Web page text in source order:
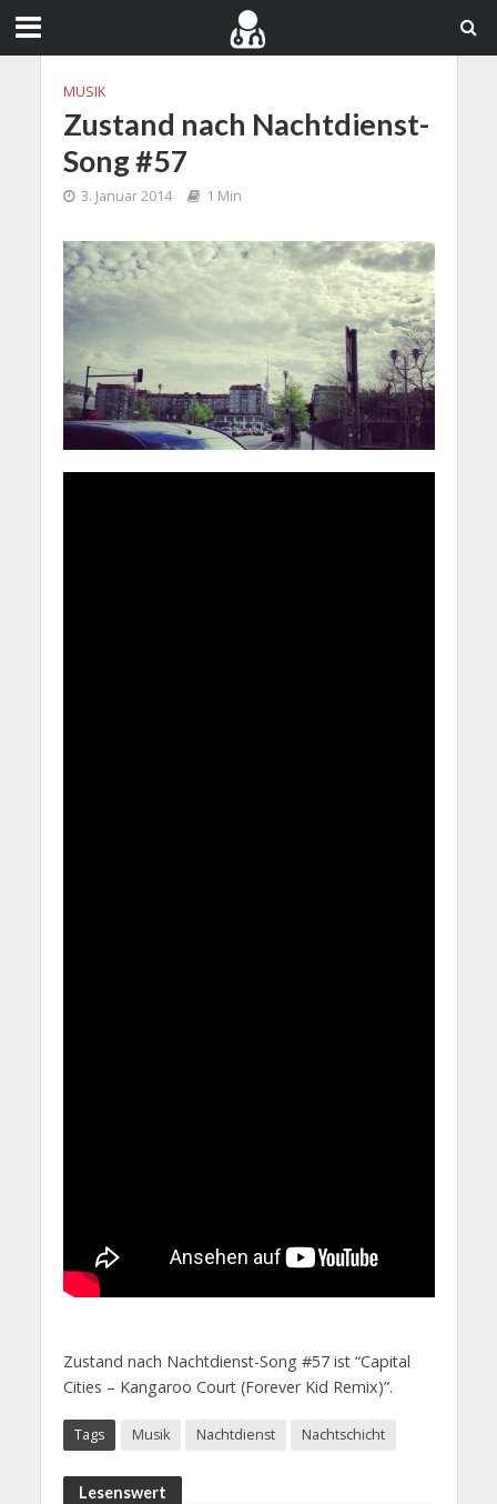
MUSIK
Zustand nach Nachtdienst-
Song #57
3. Januar 2014 1 Min
Zustand nach Nachtdienst-Song #57 ist “Capital
Cities – Kangaroo Court (Forever Kid Remix)”.
Tags Musik Nachtdienst Nachtschicht
Lesenswert